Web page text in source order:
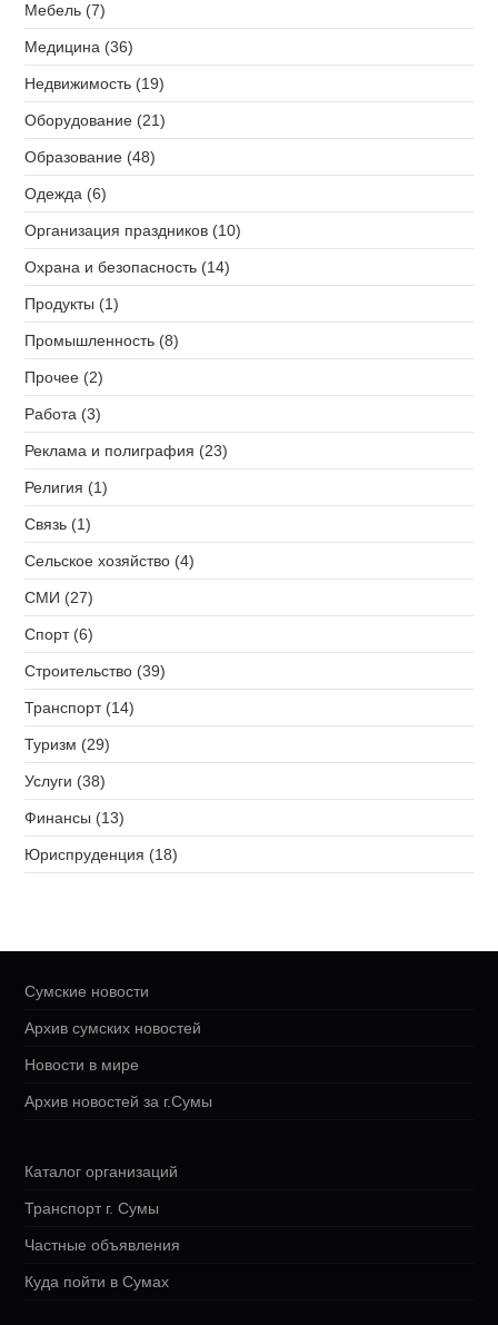
Мебель (7)
Медицина (36)
Недвижимость (19)
Оборудование (21)
Образование (48)
Одежда (6)
Организация праздников (10)
Охрана и безопасность (14)
Продукты (1)
Промышленность (8)
Прочее (2)
Работа (3)
Реклама и полиграфия (23)
Религия (1)
Связь (1)
Сельское хозяйство (4)
СМИ (27)
Спорт (6)
Строительство (39)
Транспорт (14)
Туризм (29)
Услуги (38)
Финансы (13)
Юриспруденция (18)
Сумские новости
Архив сумских новостей
Новости в мире
Архив новостей за г.Сумы
Каталог организаций
Транспорт г. Сумы
Частные объявления
Куда пойти в Сумах